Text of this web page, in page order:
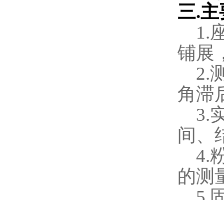
三.主
1.
铺展
2.
角滞
3.
间、
4.
的测